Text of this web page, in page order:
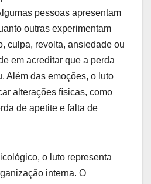
pessoas apresentam
outras experimentam
culpa, revolta, ansiedade ou
em acreditar que a perda
Além das emoções, o luto
alterações físicas, como
de apetite e falta de
o luto representa
interna. O